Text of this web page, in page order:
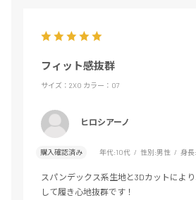
フィット感抜群
サイズ：2XO カラー：07
ヒロシアーノ
購入確認済み 年代:10代 性別:男性 身長:
スパンデックス系生地と3Dカットによ
して履き心地抜群です！